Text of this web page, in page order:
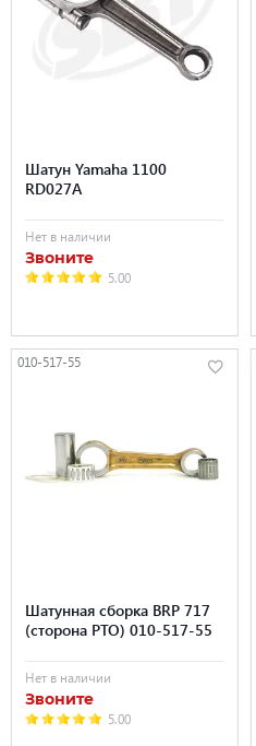
Шатун Yamaha 1100
RD027A
Нет в наличии
Звоните
5.00
010-517-55
Шатунная сборка BRP 717
(сторона PTO) 010-517-55
Нет в наличии
Звоните
5.00